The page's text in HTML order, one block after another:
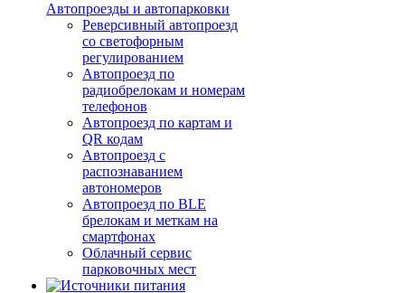
Автопроезды и автопарковки
Реверсивный автопроезд
со светофорным
регулированием
Автопроезд по
радиобрелокам и номерам
телефонов
Автопроезд по картам и
QR кодам
Автопроезд с
распознаванием
автономеров
Автопроезд по BLE
брелокам и меткам на
смартфонах
Облачный сервис
парковочных мест